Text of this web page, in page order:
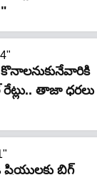
తాజా ధరలు
బిగ్